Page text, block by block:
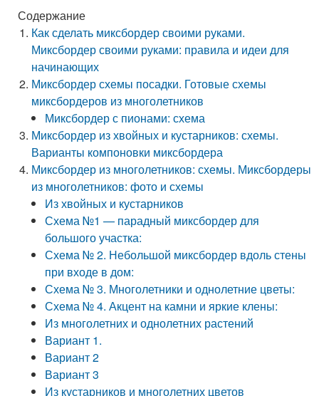
Содержание
Как сделать миксбордер своими руками.
Миксбордер своими руками: правила и идеи для
начинающих
Миксбордер схемы посадки. Готовые схемы
миксбордеров из многолетников
Миксбордер с пионами: схема
Миксбордер из хвойных и кустарников: схемы.
Варианты компоновки миксбордера
Миксбордер из многолетников: схемы. Миксбордеры
из многолетников: фото и схемы
Из хвойных и кустарников
Схема №1 — парадный миксбордер для
большого участка:
Схема № 2. Небольшой миксбордер вдоль стены
при входе в дом:
Схема № 3. Многолетники и однолетние цветы:
Схема № 4. Акцент на камни и яркие клены:
Из многолетних и однолетних растений
Вариант 1.
Вариант 2
Вариант 3
Из кустарников и многолетних цветов